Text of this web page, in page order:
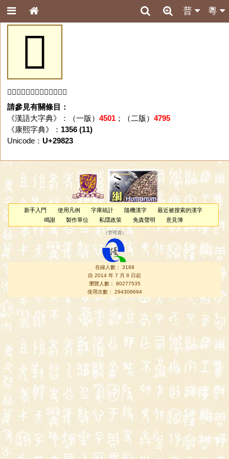
粵
普
𩠣
「𩠣」字未收錄於本資料庫。
請參見有關條目：
《漢語大字典》：（一版） 4501；（二版） 4795
《康熙字典》： 1356 (11)
Unicode： U+29823
新手入門 使用凡例 字庫統計 隨機漢字
最近被搜索的漢字
鳴謝
製作單位 私隱政策 免責聲明 意見簿
（管理員 ）
在線人數： 3168
自 2014 年 7 月 8 日起
瀏覽人數： 80277535
使用次數： 294308694